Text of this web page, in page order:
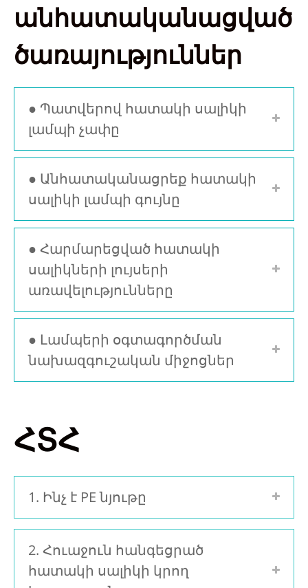
անհատականացված
ծառայություններ
● Պատվերով հատակի սալիկի
լամպի չափը
● Անհատականացրեք հատակի
սալիկի լամպի գույնը
● Հարմարեցված հատակի
սալիկների լույսերի
առավելությունները
● Լամպերի օգտագործման
նախազգուշական միջոցներ
ՀՏՀ
1. Ինչ է PE նյութը
2. Հուաջուն հանգեցրած
հատակի սալիկի կրող